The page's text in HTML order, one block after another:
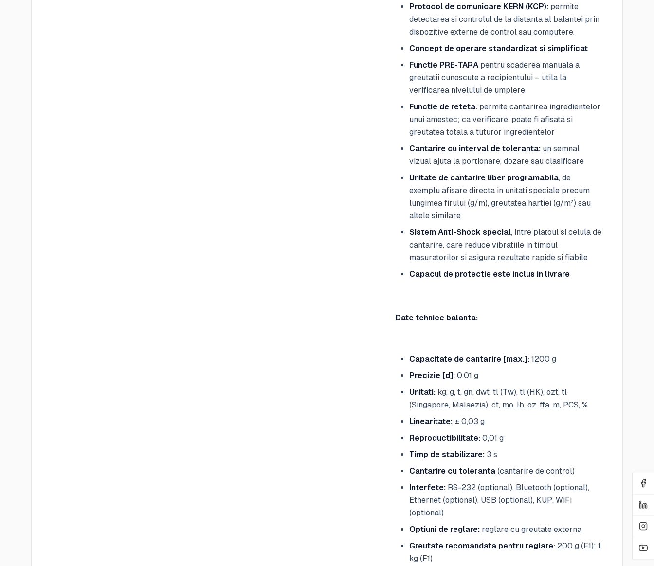
Protocol de comunicare KERN (KCP): permite
detectarea si controlul de la distanta al balantei prin
dispozitive externe de control sau computere.
Concept de operare standardizat si simplificat
Functie PRE-TARA pentru scaderea manuala a
greutatii cunoscute a recipientului – utila la
verificarea nivelului de umplere
Functie de reteta: permite cantarirea ingredientelor
unui amestec; ca verificare, poate fi afisata si
greutatea totala a tuturor ingredientelor
Cantarire cu interval de toleranta: un semnal
vizual ajuta la portionare, dozare sau clasificare
Unitate de cantarire liber programabila, de
exemplu afisare directa in unitati speciale precum
lungimea firului (g/m), greutatea hartiei (g/m²) sau
altele similare
Sistem Anti-Shock special, intre platoul si celula de
cantarire, care reduce vibratiile in timpul
masuratorilor si asigura rezultate rapide si fiabile
Capacul de protectie este inclus in livrare
Date tehnice balanta:
Capacitate de cantarire [max.]: 1200 g
Precizie [d]: 0,01 g
Unitati: kg, g, t, gn, dwt, tl (Tw), tl (HK), ozt, tl
(Singapore, Malaezia), ct, mo, lb, oz, ffa, m, PCS, %
Linearitate: ± 0,03 g
Reproductibilitate: 0,01 g
Timp de stabilizare: 3 s
Cantarire cu toleranta (cantarire de control)
Interfete: RS-232 (optional), Bluetooth (optional),
Ethernet (optional), USB (optional), KUP, WiFi
(optional)
Optiuni de reglare: reglare cu greutate externa
Greutate recomandata pentru reglare: 200 g (F1); 1
kg (F1)